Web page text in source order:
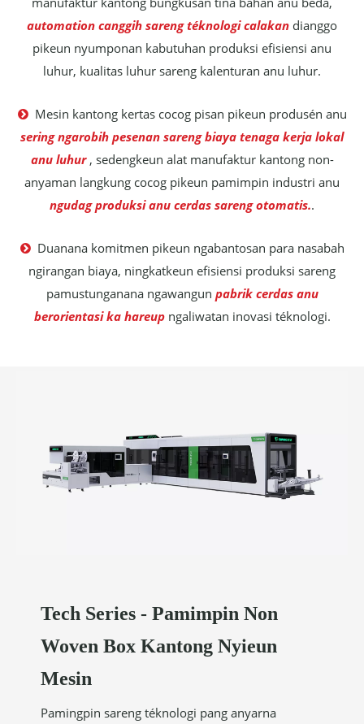
automation canggih sareng téknologi calakan dianggo
pikeun nyumponan kabutuhan produksi efisiensi anu
luhur, kualitas luhur sareng kalenturan anu luhur.
Mesin kantong kertas cocog pisan pikeun produsén anu
sering ngarobih pesenan sareng biaya tenaga kerja lokal
anu luhur , sedengkeun alat manufaktur kantong non-
anyaman langkung cocog pikeun pamimpin industri anu
ngudag produksi anu cerdas sareng otomatis..
Duanana komitmen pikeun ngabantosan para nasabah
ngirangan biaya, ningkatkeun efisiensi produksi sareng
pamustunganana ngawangun pabrik cerdas anu
berorientasi ka hareup ngaliwatan inovasi téknologi.
Tech Series - Pamimpin Non
Woven Box Kantong Nyieun
Mesin
Pamingpin sareng téknologi pang anyarna